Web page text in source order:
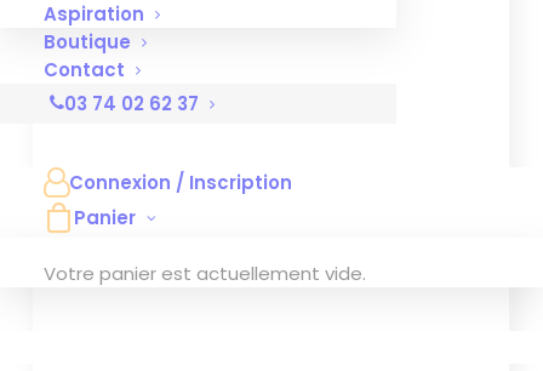
Aspiration
Boutique
Contact
03 74 02 62 37
Connexion / Inscription
Panier
Votre panier est actuellement vide.